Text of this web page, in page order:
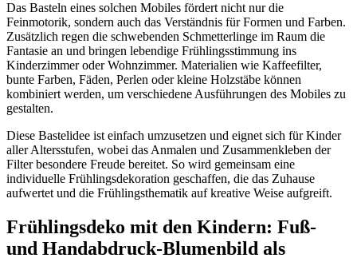
Das Basteln eines solchen Mobiles fördert nicht nur die
Feinmotorik, sondern auch das Verständnis für Formen und Farben.
Zusätzlich regen die schwebenden Schmetterlinge im Raum die
Fantasie an und bringen lebendige Frühlingsstimmung ins
Kinderzimmer oder Wohnzimmer. Materialien wie Kaffeefilter,
bunte Farben, Fäden, Perlen oder kleine Holzstäbe können
kombiniert werden, um verschiedene Ausführungen des Mobiles zu
gestalten.
Diese Bastelidee ist einfach umzusetzen und eignet sich für Kinder
aller Altersstufen, wobei das Anmalen und Zusammenkleben der
Filter besondere Freude bereitet. So wird gemeinsam eine
individuelle Frühlingsdekoration geschaffen, die das Zuhause
aufwertet und die Frühlingsthematik auf kreative Weise aufgreift.
Frühlingsdeko mit den Kindern: Fuß-
und Handabdruck-Blumenbild als